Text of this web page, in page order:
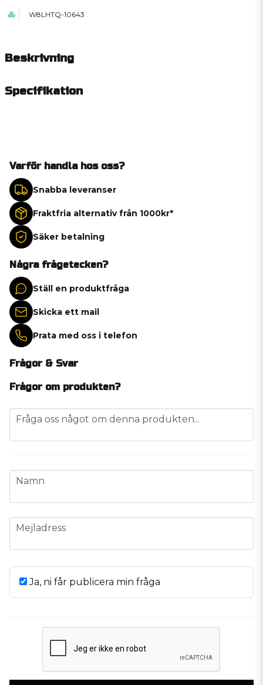
W8LHTQ-10643
Beskrivning
Specifikation
Varför handla hos oss?
Snabba leveranser
Fraktfria alternativ från 1000kr*
Säker betalning
Några frågetecken?
Ställ en produktfråga
Skicka ett mail
Prata med oss i telefon
Frågor & Svar
Frågor om produkten?
question
Fråga oss något om denna produkten...
name
Namn
email
Mejladress
Ja, ni får publicera min fråga